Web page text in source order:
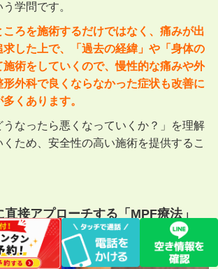
学問です。
ろを施術するだけではなく、痛みが出
求した上で、「過去の経緯」や「身体の
術をしていくので、慢性的な痛みや外
外科で良くならなかった症状も改善に
くあります。
うなったら悪くなっていくか？」を理解
くため、安全性の高い施術を提供するこ
接アプローチする「MPF療法」